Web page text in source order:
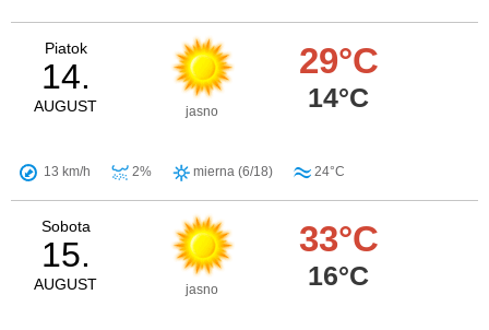
Piatok
14.
AUGUST jasno
29°C
14°C
13 km/h 2% mierna (6/18) 24°C
Sobota
15.
AUGUST jasno
33°C
16°C